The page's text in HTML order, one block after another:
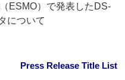
ESMO）で発表したDS-
について
Press Release Title List